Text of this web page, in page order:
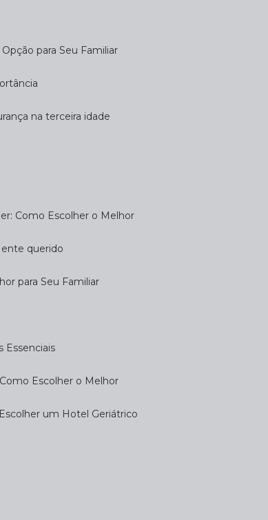
para Seu Familiar
na terceira idade
Como Escolher o Melhor
ente querido
para Seu Familiar
Essenciais
Como Escolher o Melhor
Escolher um Hotel Geriátrico